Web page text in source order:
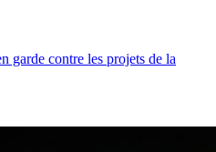
garde contre les projets de la